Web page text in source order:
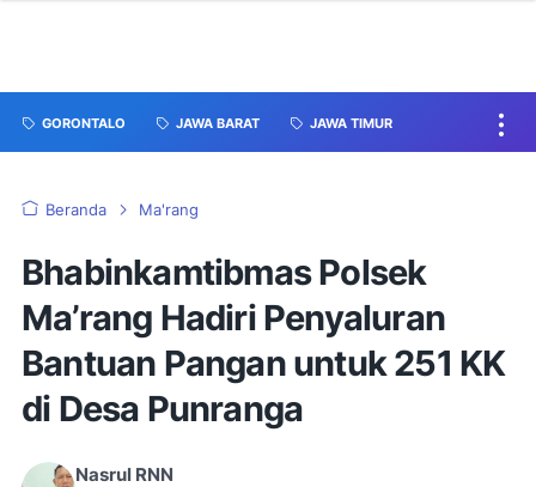
GORONTALO JAWA BARAT JAWA TIMUR
Beranda Ma'rang
Bhabinkamtibmas Polsek
Ma’rang Hadiri Penyaluran
Bantuan Pangan untuk 251 KK
di Desa Punranga
Nasrul RNN